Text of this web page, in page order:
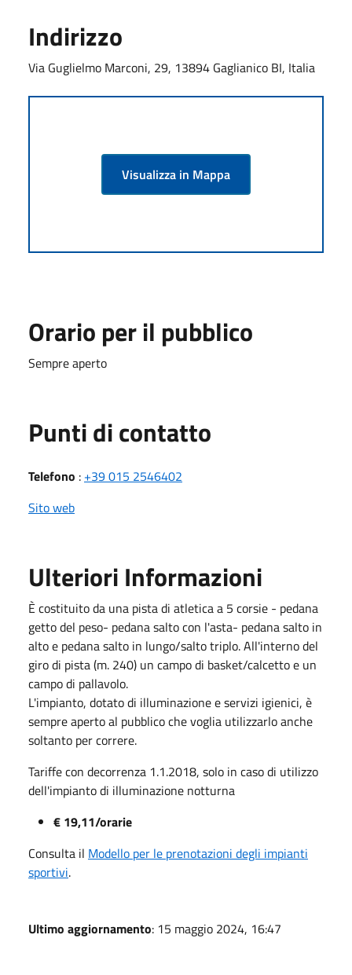
Indirizzo
Via Guglielmo Marconi, 29, 13894 Gaglianico BI, Italia
Visualizza in Mappa
Orario per il pubblico
Sempre aperto
Punti di contatto
Telefono : +39 015 2546402
Sito web
Ulteriori Informazioni
È costituito da una pista di atletica a 5 corsie - pedana
getto del peso- pedana salto con l'asta- pedana salto in
alto e pedana salto in lungo/salto triplo. All'interno del
giro di pista (m. 240) un campo di basket/calcetto e un
campo di pallavolo.
L'impianto, dotato di illuminazione e servizi igienici, è
sempre aperto al pubblico che voglia utilizzarlo anche
soltanto per correre.
Tariffe con decorrenza 1.1.2018, solo in caso di utilizzo
dell'impianto di illuminazione notturna
€ 19,11/orarie
Consulta il Modello per le prenotazioni degli impianti
sportivi.
Ultimo aggiornamento: 15 maggio 2024, 16:47